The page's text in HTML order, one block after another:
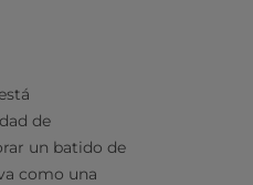
de
un batido de
como una